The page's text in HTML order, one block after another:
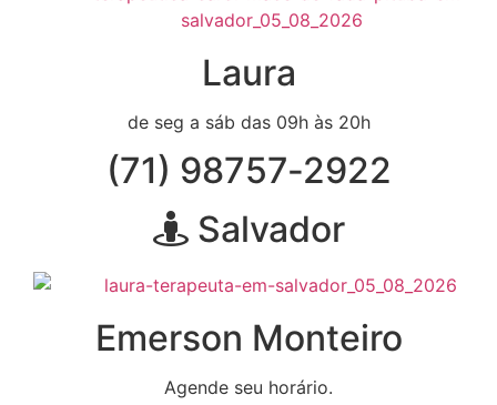
Laura
de seg a sáb das 09h às 20h
(71) 98757‑2922
Salvador
Emerson Monteiro
Agende seu horário.